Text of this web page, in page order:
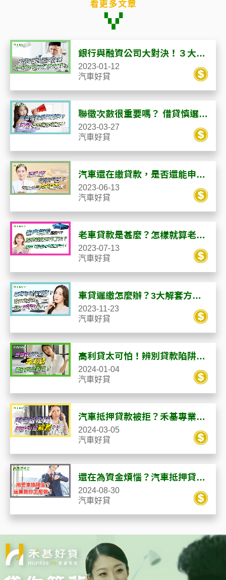
銀行與融資公司大對決！３大優
點讓融資更好貸！
2023-01-12
汽車好貸
聯徵次數很重要嗎？ 借貸慎選管
道，以免聯徵多查斷生路！
2023-03-27
汽車好貸
汽車還在繳貸款，是否還能申請
汽車抵押貸款？
2023-06-13
汽車好貸
老車貸款是甚麼？怎樣就算老車
了呢？帶您了解老車貸款差在
哪！
2023-07-13
汽車好貸
車貸遲繳怎麼辦？3大解套方式
讓你過關！
2023-11-23
汽車好貸
高利貸太可怕！辨別貸款陷阱，
申貸前必知安全攻略！
2024-01-04
汽車好貸
汽車抵押貸款被拒？禾基專業團
隊教你解套！
2024-03-05
汽車好貸
還在為資金煩惱？汽車抵押貸款
用愛車換現金！這篇告訴你怎麼
做！
2024-08-30
汽車好貸